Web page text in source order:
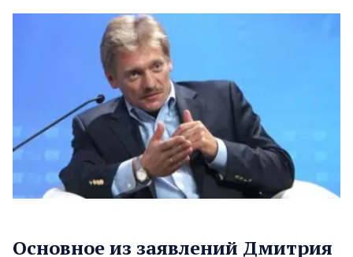
Основное из заявлений Дмитрия